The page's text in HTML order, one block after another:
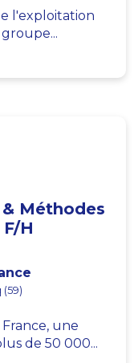
l'exploitation
Méthodes
H
une
de 50 000...